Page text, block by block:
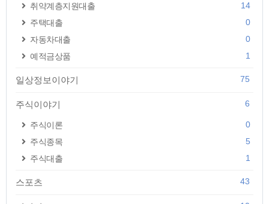
취약계층지원대출
14
주택대출
0
자동차대출
0
예적금상품
1
일상정보이야기 75
주식이야기 6
주식이론
0
주식종목
5
주식대출
1
스포츠 43